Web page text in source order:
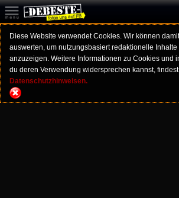
Diese Website verwendet Cookies. Wir können
auswerten, um nutzungsbasiert redaktionelle Inhalte
anzuzeigen. Weitere Informationen zu Cookies und
du deren Verwendung widersprechen kannst,
Datenschutzhinweisen.